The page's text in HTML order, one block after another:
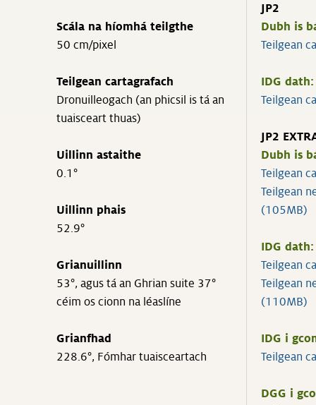
Scála na híomhá teilgthe
50 cm/pixel
Teilgean cartagrafach
Dronuilleogach (an phicsil is tá an
tuaisceart thuas)
Uillinn astaithe
0.1°
Uillinn phais
52.9°
Grianuillinn
53°, agus tá an Ghrian suite 37°
céim os cionn na léaslíne
Grianfhad
228.6°, Fómhar tuaisceartach
JP2
Dubh is
Teilgean
IDG dath:
Teilgean
JP2
Dubh is
Teilgean
Teilgean
(105MB)
IDG dath:
Teilgean
Teilgean
(110MB)
IDG i
Teilgean
DGG i